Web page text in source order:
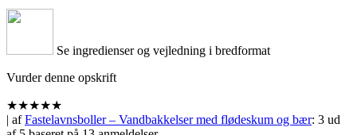
Se ingredienser og vejledning i bredformat
Vurder denne opskrift
★★★★★
| afFastelavnsboller – Vandbakkelser med flødeskum og bær: 3 ud